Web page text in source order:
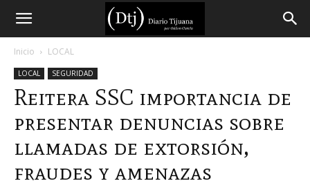
Diario
Tijuana
Inicio LOCAL
LOCAL SEGURIDAD
Reitera SSC importancia de
presentar denuncias sobre
llamadas de extorsión,
fraudes y amenazas